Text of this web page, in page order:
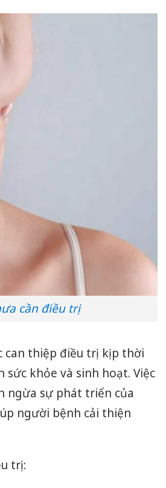
cần điều trị
can thiệp điều trị kịp thời
khỏe và sinh hoạt. Việc
ngừa sự phát triển của
người bệnh cải thiện
trị: